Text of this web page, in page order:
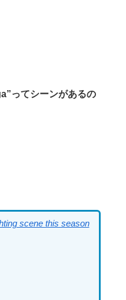
ってシーンがあるの
scene this season